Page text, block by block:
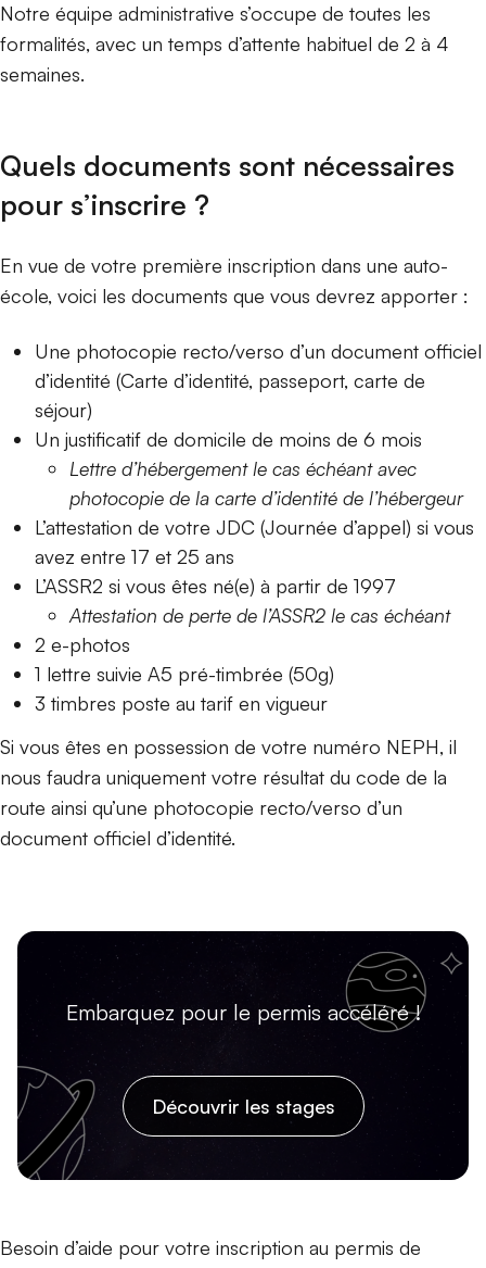
Notre équipe administrative s’occupe de toutes les
formalités, avec un temps d’attente habituel de 2 à 4
semaines.
Quels documents sont nécessaires
pour s’inscrire ?
En vue de votre première inscription dans une auto-
école, voici les documents que vous devrez apporter :
Une photocopie recto/verso d’un document officiel
d’identité (Carte d’identité, passeport, carte de
séjour)
Un justificatif de domicile de moins de 6 mois
Lettre d’hébergement le cas échéant avec
photocopie de la carte d’identité de l’hébergeur
L’attestation de votre JDC (Journée d’appel) si vous
avez entre 17 et 25 ans
L’ASSR2 si vous êtes né(e) à partir de 1997
Attestation de perte de l’ASSR2 le cas échéant
2 e-photos
1 lettre suivie A5 pré-timbrée (50g)
3 timbres poste au tarif en vigueur
Si vous êtes en possession de votre numéro NEPH, il
nous faudra uniquement votre résultat du code de la
route ainsi qu’une photocopie recto/verso d’un
document officiel d’identité.
Embarquez pour le permis accéléré !
Découvrir les stages
Besoin d’aide pour votre inscription au permis de